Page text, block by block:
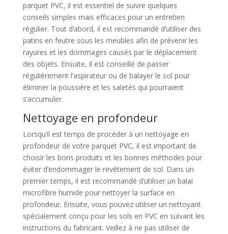
parquet PVC, il est essentiel de suivre quelques
conseils simples mais efficaces pour un entretien
régulier. Tout d’abord, il est recommandé d’utiliser des
patins en feutre sous les meubles afin de prévenir les
rayures et les dommages causés par le déplacement
des objets. Ensuite, il est conseillé de passer
régulièrement l’aspirateur ou de balayer le sol pour
éliminer la poussière et les saletés qui pourraient
s’accumuler.
Nettoyage en profondeur
Lorsqu’il est temps de procéder à un nettoyage en
profondeur de votre parquet PVC, il est important de
choisir les bons produits et les bonnes méthodes pour
éviter d’endommager le revêtement de sol. Dans un
premier temps, il est recommandé d’utiliser un balai
microfibre humide pour nettoyer la surface en
profondeur. Ensuite, vous pouvez utiliser un nettoyant
spécialement conçu pour les sols en PVC en suivant les
instructions du fabricant. Veillez à ne pas utiliser de